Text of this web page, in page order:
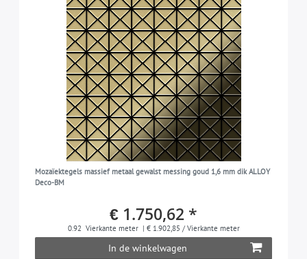
Mozaïektegels massief metaal gewalst messing goud 1,6 mm dik ALLOY
Deco-BM
€ 1.750,62 *
0.92 Vierkante meter | € 1.902,85 / Vierkante meter
In de winkelwagen